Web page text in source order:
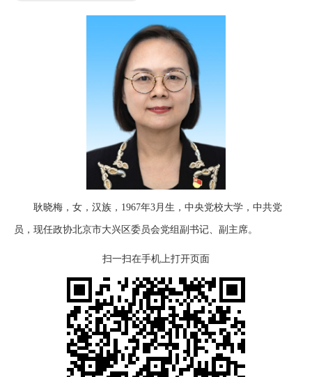
耿晓梅，女，汉族，1967年3月生，中央党校大学，中共党
员，现任政协北京市大兴区委员会党组副书记、副主席。
扫一扫在手机上打开页面